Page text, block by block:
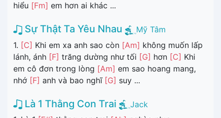
hiểu [Fm] em hơn ai khác ...
Sự Thật Ta Yêu Nhau
Mỹ Tâm
1. [C] Khi em xa anh sao còn [Am] không muốn lấp
lánh, ánh [F] trăng dường như tối [G] hơn [C] Khi
em cô đơn trong lòng [Am] em sao hoang mang,
nhớ [F] anh và bao nghĩ [G] suy ...
Là 1 Thằng Con Trai
Jack